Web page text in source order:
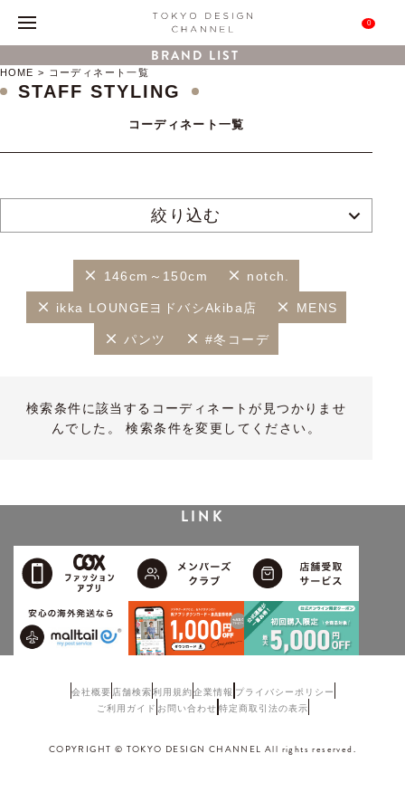
0
BRAND LIST
HOME コーディネート一覧
STAFF STYLING
コーディネート一覧
絞り込む
146cm～150cm notch.
ikka LOUNGEヨドバシAkiba店 MENS
パンツ #冬コーデ
検索条件に該当するコーディネートが見つかりませ
んでした。 検索条件を変更してください。
LINK
会社概要 店舗検索利用規約企業情報 プライバシーポリシー
ご利用ガイド お問い合わせ 特定商取引法の表示
COPYRIGHT © TOKYO DESIGN CHANNEL All rights reserved.